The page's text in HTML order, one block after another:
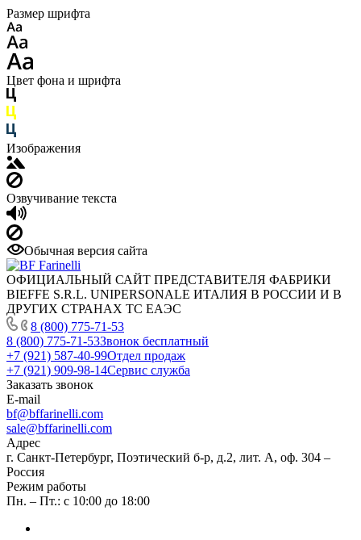
Размер шрифта
Цвет фона и шрифта
Изображения
Озвучивание текста
Обычная версия сайта
ОФИЦИАЛЬНЫЙ САЙТ ПРЕДСТАВИТЕЛЯ ФАБРИКИ
BIEFFE S.R.L. UNIPERSONALE ИТАЛИЯ В РОССИИ И В
ДРУГИХ СТРАНАХ ТС ЕАЭС
8 (800) 775-71-53
8 (800) 775-71-53Звонок бесплатный
+7 (921) 587-40-99Отдел продаж
+7 (921) 909-98-14Сервис служба
Заказать звонок
E-mail
bf@bffarinelli.com
sale@bffarinelli.com
Адрес
г. Санкт-Петербург, Поэтический б-р, д.2, лит. А, оф. 304 –
Россия
Режим работы
Пн. – Пт.: с 10:00 до 18:00